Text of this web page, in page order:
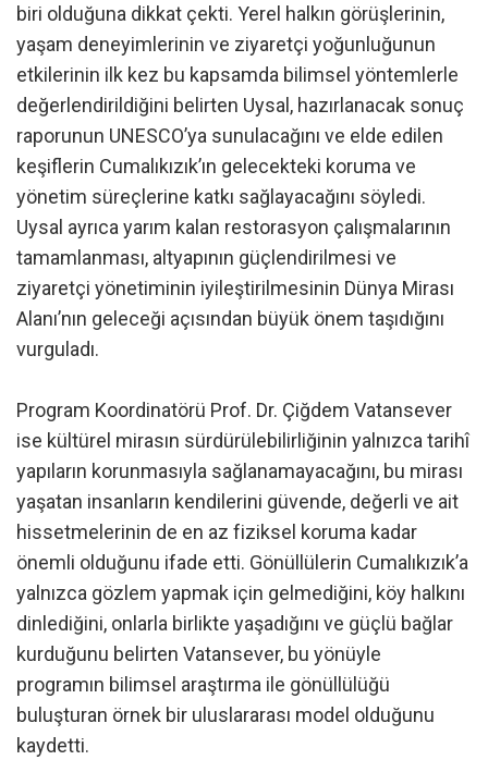
biri olduğuna dikkat çekti. Yerel halkın görüşlerinin,
yaşam deneyimlerinin ve ziyaretçi yoğunluğunun
etkilerinin ilk kez bu kapsamda bilimsel yöntemlerle
değerlendirildiğini belirten Uysal, hazırlanacak sonuç
raporunun UNESCO’ya sunulacağını ve elde edilen
keşiflerin Cumalıkızık’ın gelecekteki koruma ve
yönetim süreçlerine katkı sağlayacağını söyledi.
Uysal ayrıca yarım kalan restorasyon çalışmalarının
tamamlanması, altyapının güçlendirilmesi ve
ziyaretçi yönetiminin iyileştirilmesinin Dünya Mirası
Alanı’nın geleceği açısından büyük önem taşıdığını
vurguladı.
Program Koordinatörü Prof. Dr. Çiğdem Vatansever
ise kültürel mirasın sürdürülebilirliğinin yalnızca tarihî
yapıların korunmasıyla sağlanamayacağını, bu mirası
yaşatan insanların kendilerini güvende, değerli ve ait
hissetmelerinin de en az fiziksel koruma kadar
önemli olduğunu ifade etti. Gönüllülerin Cumalıkızık’a
yalnızca gözlem yapmak için gelmediğini, köy halkını
dinlediğini, onlarla birlikte yaşadığını ve güçlü bağlar
kurduğunu belirten Vatansever, bu yönüyle
programın bilimsel araştırma ile gönüllülüğü
buluşturan örnek bir uluslararası model olduğunu
kaydetti.